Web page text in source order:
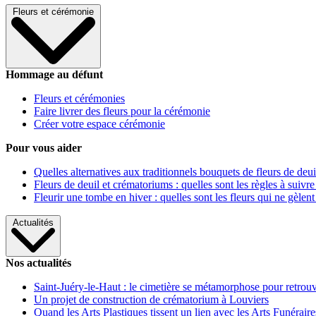
Fleurs et cérémonie
Hommage au défunt
Fleurs et cérémonies
Faire livrer des fleurs pour la cérémonie
Créer votre espace cérémonie
Pour vous aider
Quelles alternatives aux traditionnels bouquets de fleurs de
Fleurs de deuil et crématoriums : quelles sont les règles à
Fleurir une tombe en hiver : quelles sont les fleurs qui ne gèlent
Actualités
Nos actualités
Saint-Juéry-le-Haut : le cimetière se métamorphose pour
Un projet de construction de crématorium à Louviers
Quand les Arts Plastiques tissent un lien avec les Arts